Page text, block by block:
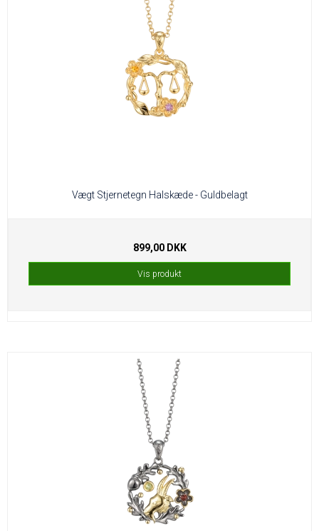
Vægt Stjernetegn Halskæde - Guldbelagt
899,00 DKK
Vis produkt